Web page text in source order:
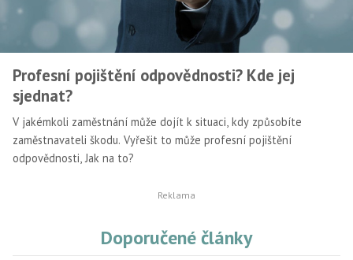
Profesní pojištění odpovědnosti? Kde jej
sjednat?
V jakémkoli zaměstnání může dojít k situaci, kdy způsobíte
zaměstnavateli škodu. Vyřešit to může profesní pojištění
odpovědnosti, Jak na to?
Doporučené články